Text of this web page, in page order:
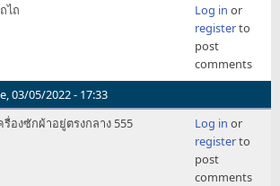
ไถ
Log in or
registerto
post
comments
03/05/2022 - 17:33
รื่องซักผ้าอยู่ตรงกลาง 555 Log in or
registerto
post
comments